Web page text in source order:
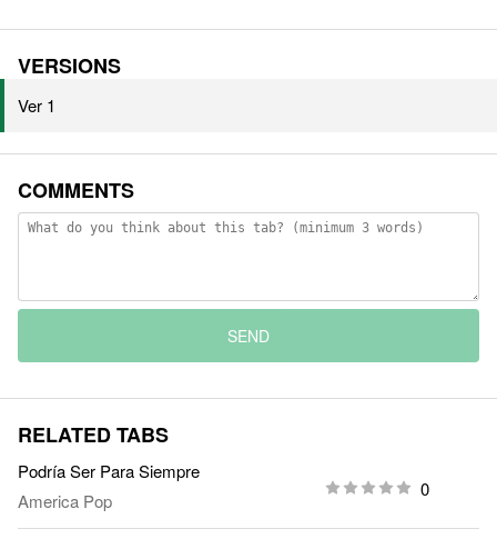
VERSIONS
Ver 1
COMMENTS
SEND
RELATED TABS
Podría Ser Para Siempre
America Pop
0